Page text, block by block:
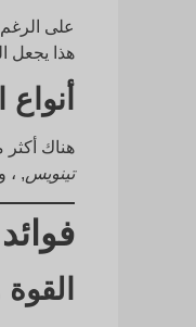
على
هذا يجعل
هناك أكثر من 600 نوع من الروطان، ولكن عدد قليل فقط مناسب
تينويس, ،